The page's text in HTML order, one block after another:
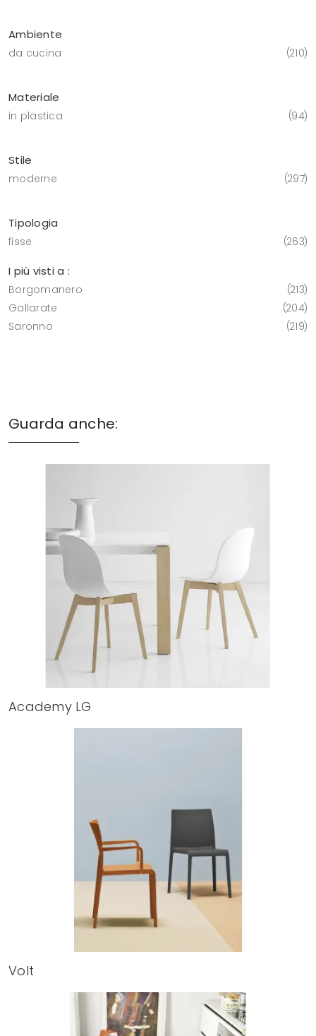
Ambiente
da cucina 210
Materiale
in plastica 94
Stile
moderne 297
Tipologia
fisse 263
I più visti a :
Borgomanero
213
Gallarate
204
Saronno
219
Guarda anche:
Academy LG
Volt